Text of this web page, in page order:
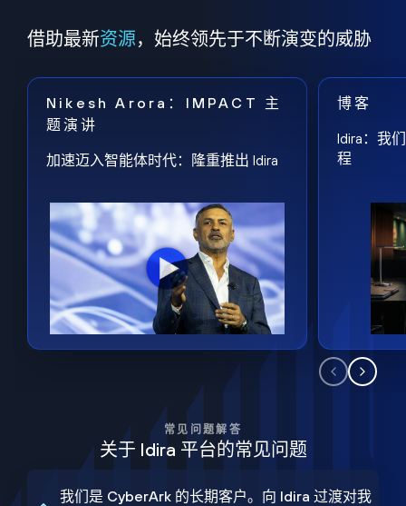
借助最新资源，始终领先于不断演变的威胁
Nikesh Arora：IMPACT 主
题演讲
加速迈入智能体时代：隆重推出 Idira
博客
Idira：我
程
常见问题解答
关于 Idira 平台的常见问题
我们是 CyberArk 的长期客户。向 Idira 过渡对我